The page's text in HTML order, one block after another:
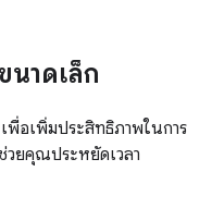
นาดเล็ก
พื่อเพิ่มประสิทธิภาพในการ
วยคุณประหยัดเวลา